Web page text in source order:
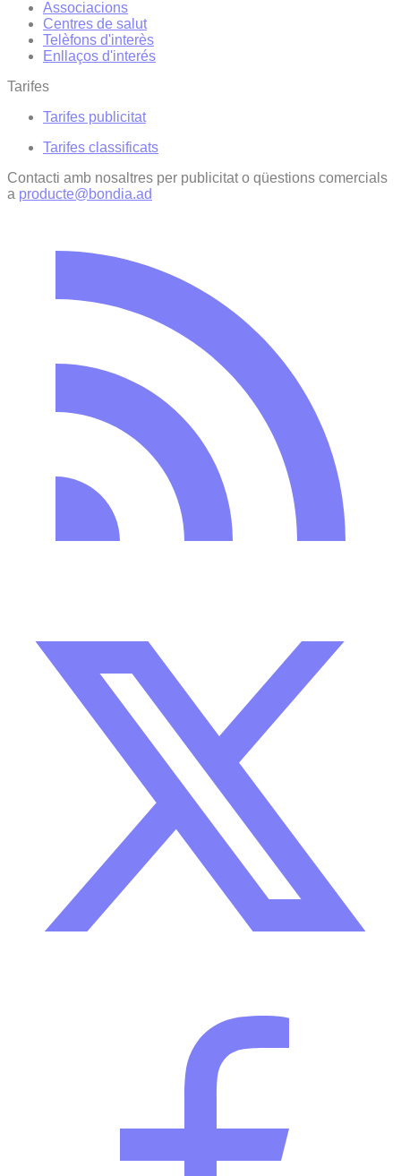
Associacions
Centres de salut
Telèfons d'interès
Enllaços d'interés
Tarifes
Tarifes publicitat
Tarifes classificats
Contacti amb nosaltres per publicitat o qüestions comercials
a producte@bondia.ad